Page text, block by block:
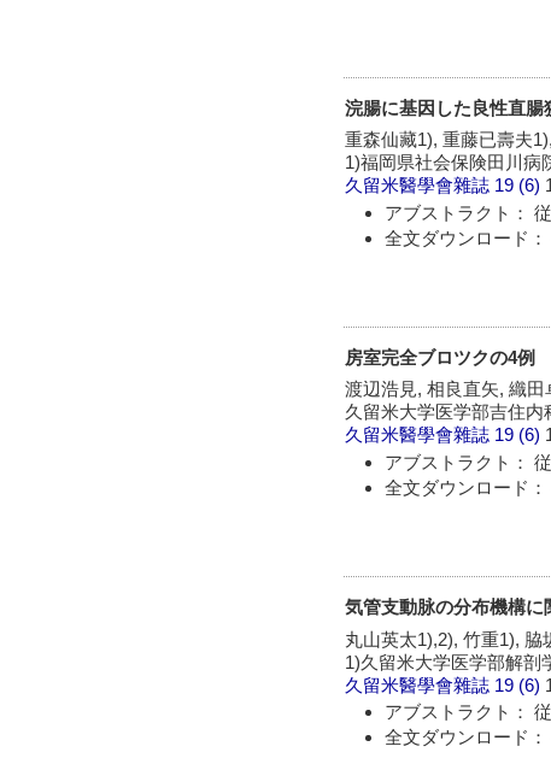
浣腸に基因した良性直腸
重森仙藏1), 重藤已壽夫
1)福岡県社会保険田川病
久留米醫學會雜誌 19 (6)
アブストラクト：
全文ダウンロード：
房室完全ブロツクの4例
渡辺浩見, 相良直矢, 織
久留米大学医学部吉住内
久留米醫學會雜誌 19 (6)
アブストラクト：
全文ダウンロード：
気管支動脉の分布機構に
丸山英太1),2), 竹重1), 脇
1)久留米大学医学部解剖
久留米醫學會雜誌 19 (6)
アブストラクト：
全文ダウンロード：